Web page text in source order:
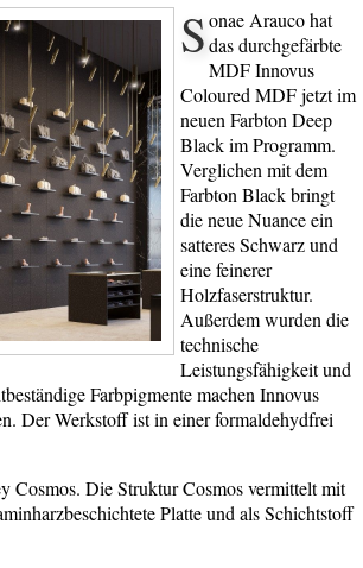
Sonae Arauco hat
das durchgefärbte
MDF Innovus
Coloured MDF jetzt im
neuen Farbton Deep
Black im Programm.
Verglichen mit dem
Farbton Black bringt
die neue Nuance ein
satteres Schwarz und
eine feinerer
Holzfaserstruktur.
Außerdem wurden die
technische
Leistungsfähigkeit und
Farbpigmente machen Innovus
Der Werkstoff ist in einer formaldehydfrei
Cosmos. Die Struktur Cosmos vermittelt mit
Platte und als Schichtstoff